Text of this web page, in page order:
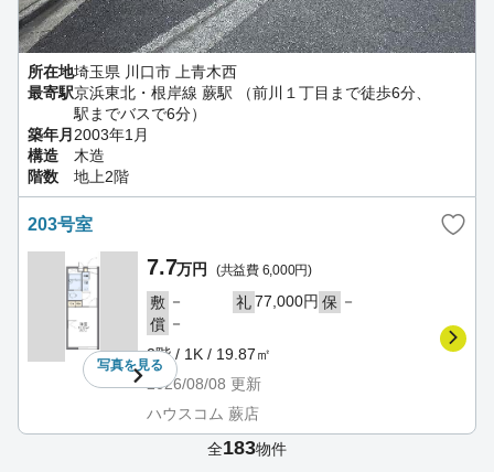
所在地埼玉県 川口市 上青木西
最寄駅京浜東北・根岸線 蕨駅 （前川１丁目まで徒歩6分、
駅までバスで6分）
築年月 2003年1月
構造
木造
階数
地上2階
203号室
写真を見る
7.7万円 (共益費 6,000円)
敷 － 礼77,000円 保 －
償 －
2階 / 1K / 19.87㎡
2026/08/08 更新
ハウスコム 蕨店
全183物件